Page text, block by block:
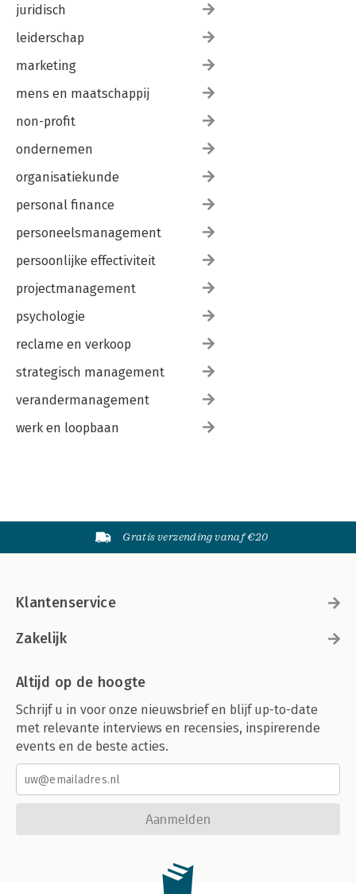
juridisch
leiderschap
marketing
mens en maatschappij
non-profit
ondernemen
organisatiekunde
personal finance
personeelsmanagement
persoonlijke effectiviteit
projectmanagement
psychologie
reclame en verkoop
strategisch management
verandermanagement
werk en loopbaan
Gratis verzending vanaf €20
Klantenservice
Zakelijk
Altijd op de hoogte
Schrijf u in voor onze nieuwsbrief en blijf up-to-date
met relevante interviews en recensies, inspirerende
events en de beste acties.
Aanmelden